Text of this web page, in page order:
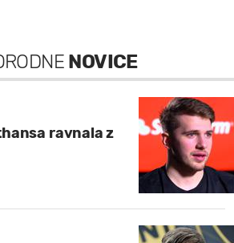
NOVICE
ravnala z